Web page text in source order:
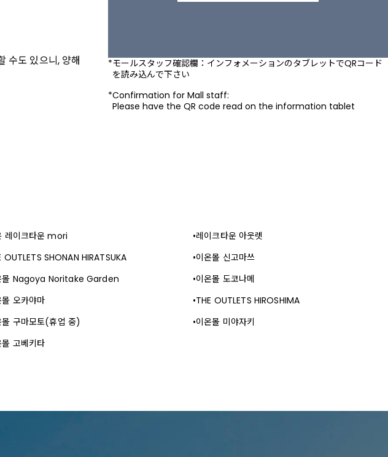
수도 있으니, 양해
モールスタッフ確認欄：インフォメーションのタブレットでQRコード
を読み込んで下さい
Confirmation for Mall staff:
Please have the QR code read on the information tablet
레이크타운 mori
레이크타운 아웃렛
OUTLETS SHONAN HIRATSUKA
이온몰 신고마쓰
몰 Nagoya Noritake Garden
이온몰 도코나메
몰 오카야마
THE OUTLETS HIROSHIMA
몰 구마모토(휴업 중)
이온몰 미야자키
몰 고베키타